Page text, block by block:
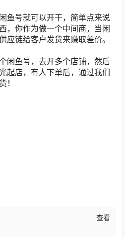
鱼号就可以开干，简单点来说
，你作为做一个中间商，当闲
应链给客户发货来赚取差价。
闲鱼号，去开多个店铺，然后
起店，有人下单后，通过我们
！
查看